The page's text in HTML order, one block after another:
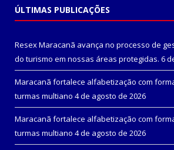
ÚLTIMAS PUBLICAÇÕES
Resex Maracanã avança no processo de
do turismo em nossas áreas protegidas. 6
Maracanã fortalece alfabetização com
turmas multiano 4 de agosto de 2026
Maracanã fortalece alfabetização com
turmas multiano 4 de agosto de 2026